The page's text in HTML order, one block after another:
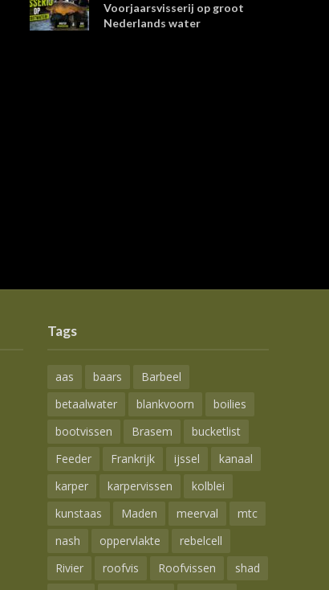
Voorjaarsvisserij op groot
Nederlands water
Tags
aas baars
Barbeel
betaalwater
blankvoorn
boilies
bootvissen
Brasem
bucketlist
Feeder
Frankrijk ijssel
kanaal
karper
karpervissen
kolblei
kunstaas
Maden meerval
mtc
nash
oppervlakte
rebelcell
Rivier
roofvis Roofvissen
shad